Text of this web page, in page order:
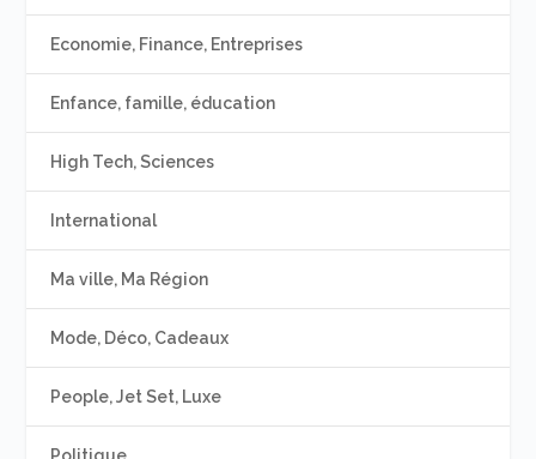
Economie, Finance, Entreprises
Enfance, famille, éducation
High Tech, Sciences
International
Ma ville, Ma Région
Mode, Déco, Cadeaux
People, Jet Set, Luxe